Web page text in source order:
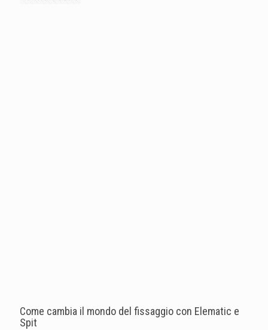
Come cambia il mondo del fissaggio con Elematic e
Spit